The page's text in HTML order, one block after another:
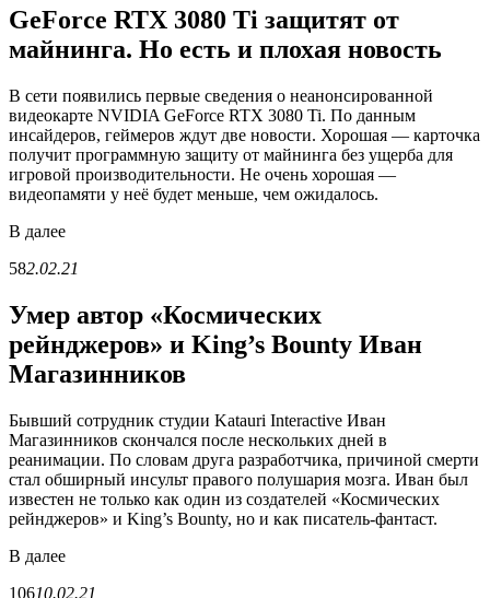
GeForce RTX 3080 Ti защитят от
майнинга. Но есть и плохая новость
В сети появились первые сведения о неанонсированной
видеокарте NVIDIA GeForce RTX 3080 Ti. По данным
инсайдеров, геймеров ждут две новости. Хорошая — карточка
получит программную защиту от майнинга без ущерба для
игровой производительности. Не очень хорошая —
видеопамяти у неё будет меньше, чем ожидалось.
В далее
582.02.21
Умер автор «Космических
рейнджеров» и King’s Bounty Иван
Магазинников
Бывший сотрудник студии Katauri Interactive Иван
Магазинников скончался после нескольких дней в
реанимации. По словам друга разработчика, причиной смерти
стал обширный инсульт правого полушария мозга. Иван был
известен не только как один из создателей «Космических
рейнджеров» и King’s Bounty, но и как писатель-фантаст.
В далее
10610.02.21